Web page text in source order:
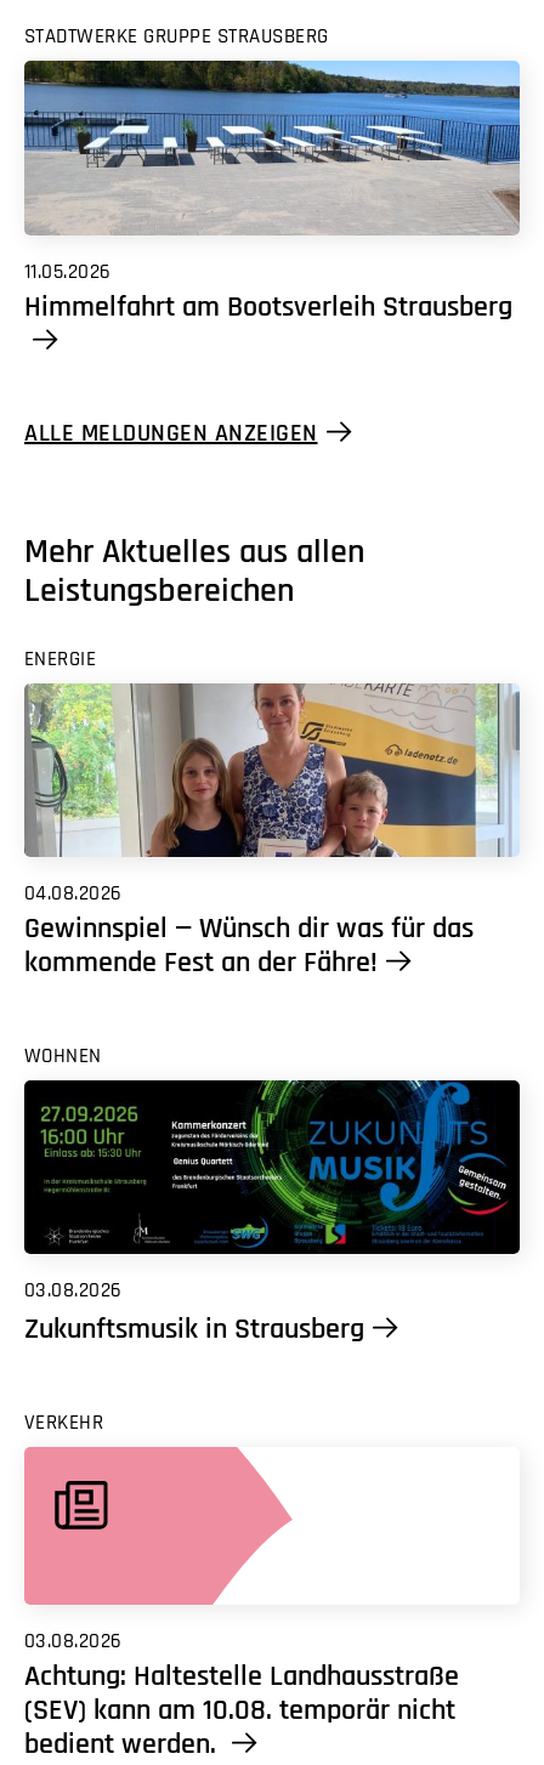
STADTWERKE GRUPPE STRAUSBERG
11.05.2026
Himmelfahrt am Bootsverleih Strausberg
ALLE MELDUNGEN ANZEIGEN
Mehr Aktuelles aus allen
Leistungsbereichen
ENERGIE
04.08.2026
Gewinnspiel — Wünsch dir was für das
kommende Fest an der Fähre!
WOHNEN
03.08.2026
Zukunftsmusik in Strausberg
VERKEHR
03.08.2026
Achtung: Haltestelle Landhausstraße
(SEV) kann am 10.08. temporär nicht
bedient werden.